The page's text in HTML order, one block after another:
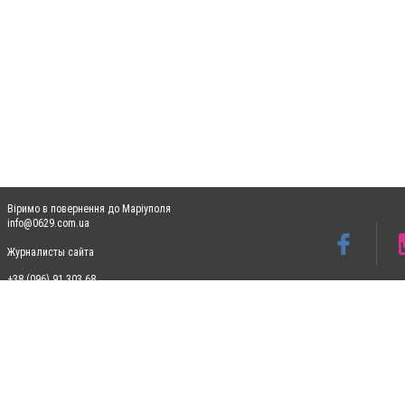
Віримо в повернення до Маріуполя
info@0629.com.ua
Журналисты сайта
+38 (096) 91 303 68